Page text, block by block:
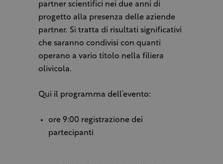
partner scientifici nei due anni di
progetto alla presenza delle aziende
partner. Si tratta di risultati significativi
che saranno condivisi con quanti
operano a vario titolo nella filiera
olivicola.
Qui il programma dell’evento:
ore 9:00 registrazione dei
partecipanti